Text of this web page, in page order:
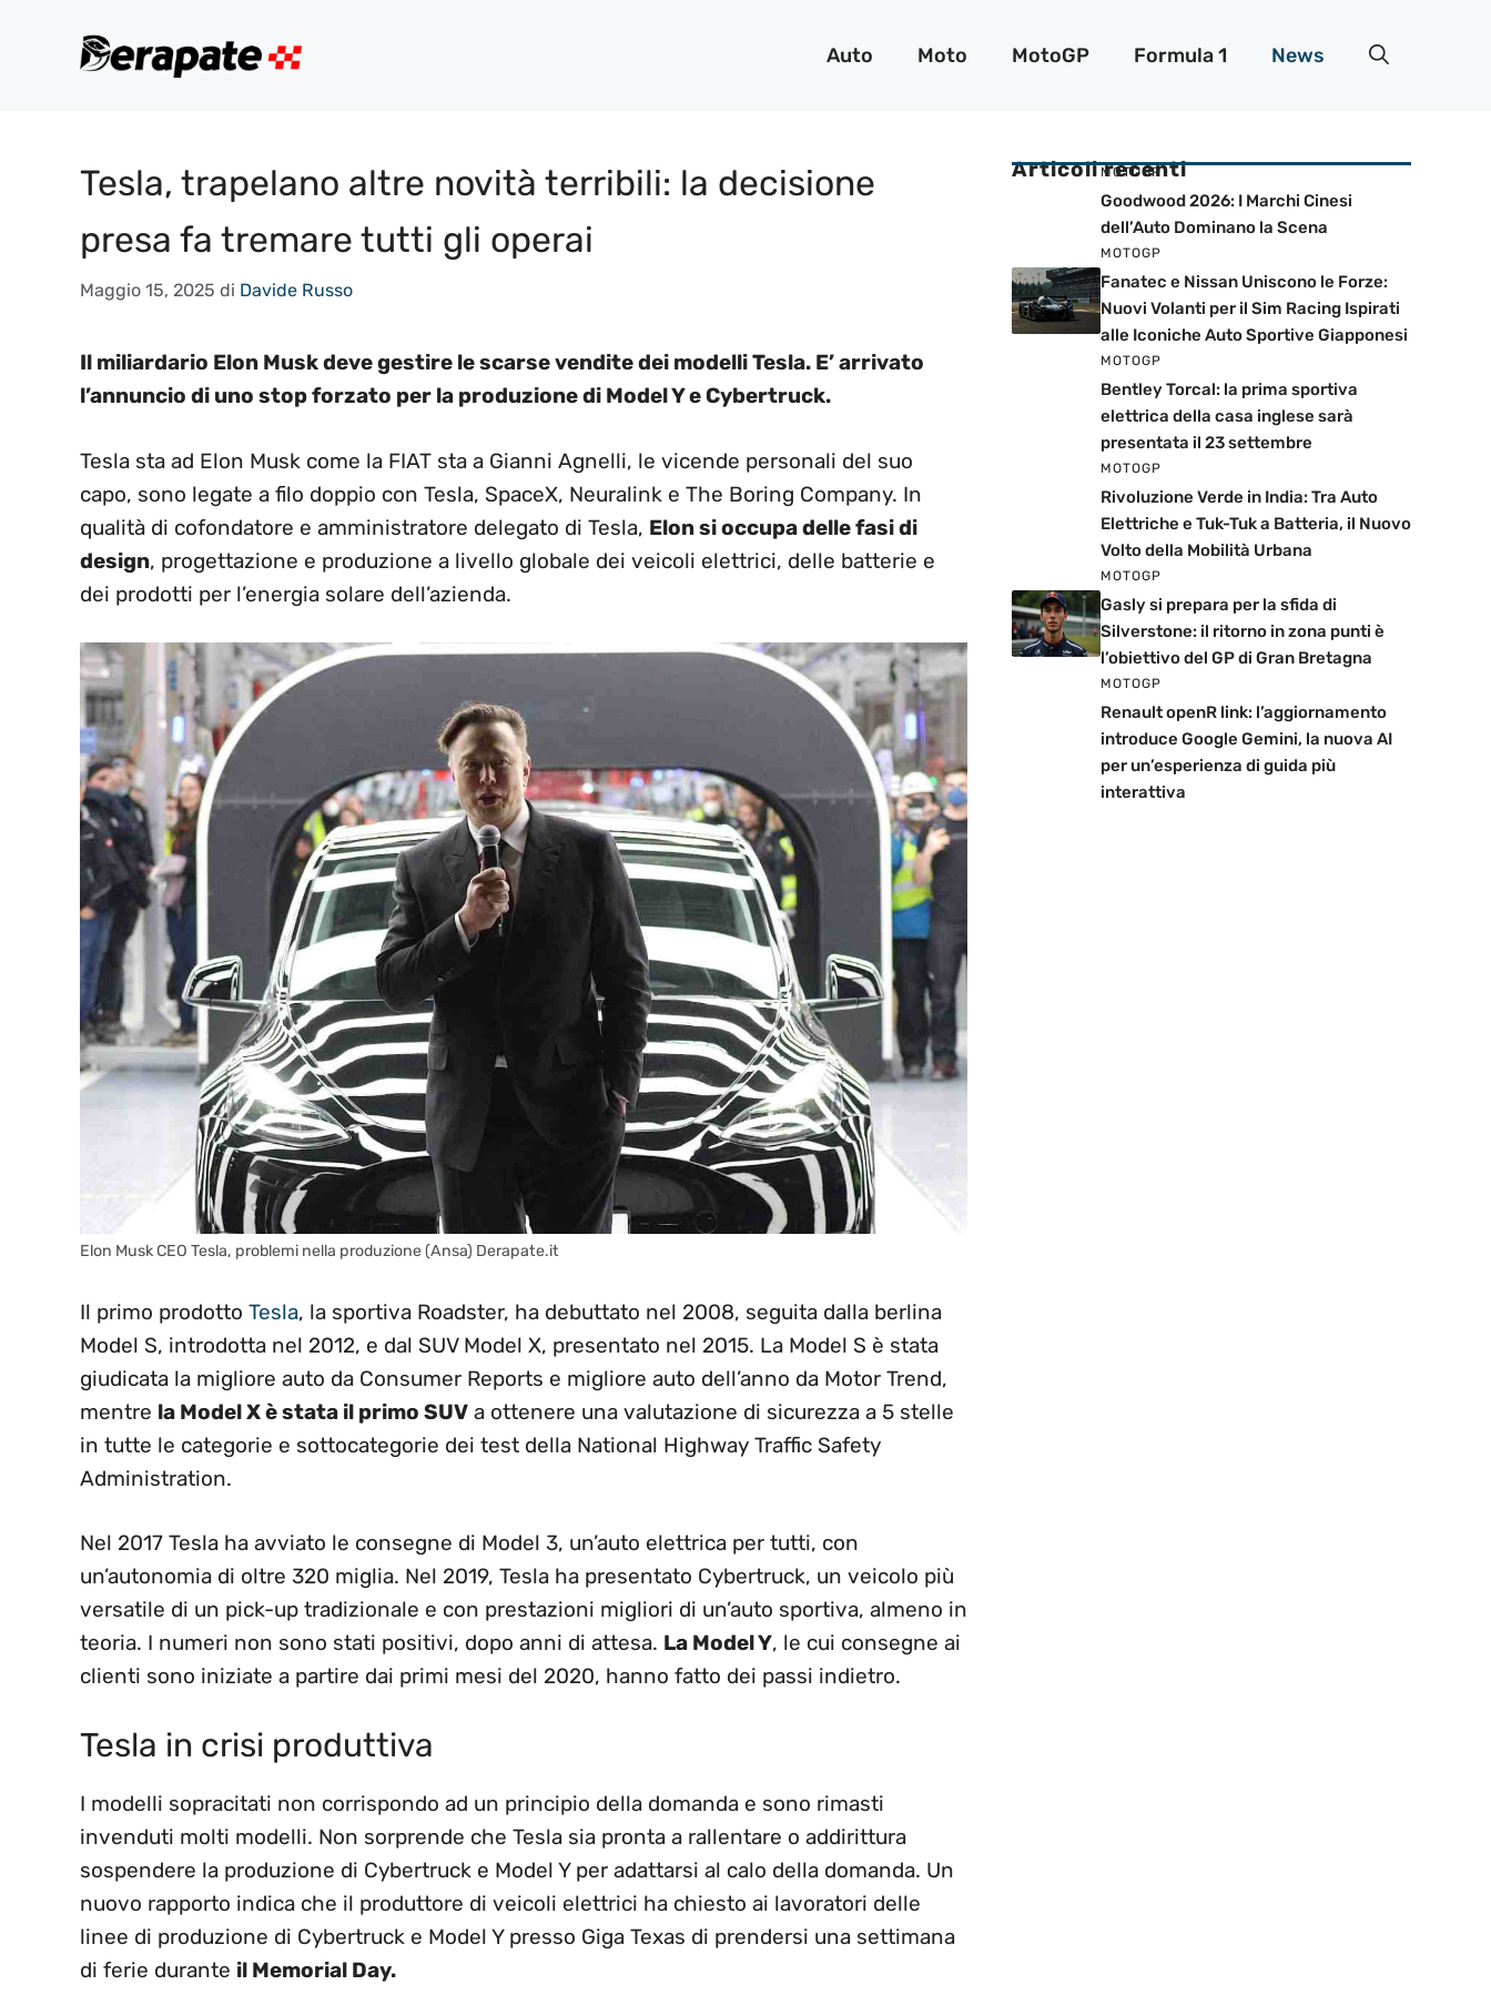
Auto Moto MotoGP Formula 1 News
Tesla, trapelano altre novità terribili: la decisione
presa fa tremare tutti gli operai
Maggio 15, 2025 di Davide Russo
Il miliardario Elon Musk deve gestire le scarse vendite dei modelli Tesla. E’ arrivato
l’annuncio di uno stop forzato per la produzione di Model Y e Cybertruck.
Tesla sta ad Elon Musk come la FIAT sta a Gianni Agnelli, le vicende personali del suo
capo, sono legate a filo doppio con Tesla, SpaceX, Neuralink e The Boring Company. In
qualità di cofondatore e amministratore delegato di Tesla, Elon si occupa delle fasi di
design, progettazione e produzione a livello globale dei veicoli elettrici, delle batterie e
dei prodotti per l’energia solare dell’azienda.
Elon Musk CEO Tesla, problemi nella produzione (Ansa) Derapate.it
Il primo prodotto Tesla, la sportiva Roadster, ha debuttato nel 2008, seguita dalla berlina
Model S, introdotta nel 2012, e dal SUV Model X, presentato nel 2015. La Model S è stata
giudicata la migliore auto da Consumer Reports e migliore auto dell’anno da Motor Trend,
mentre la Model X è stata il primo SUV a ottenere una valutazione di sicurezza a 5 stelle
in tutte le categorie e sottocategorie dei test della National Highway Traffic Safety
Administration.
Nel 2017 Tesla ha avviato le consegne di Model 3, un’auto elettrica per tutti, con
un’autonomia di oltre 320 miglia. Nel 2019, Tesla ha presentato Cybertruck, un veicolo più
versatile di un pick-up tradizionale e con prestazioni migliori di un’auto sportiva, almeno in
teoria. I numeri non sono stati positivi, dopo anni di attesa. La Model Y, le cui consegne ai
clienti sono iniziate a partire dai primi mesi del 2020, hanno fatto dei passi indietro.
Tesla in crisi produttiva
I modelli sopracitati non corrispondo ad un principio della domanda e sono rimasti
invenduti molti modelli. Non sorprende che Tesla sia pronta a rallentare o addirittura
sospendere la produzione di Cybertruck e Model Y per adattarsi al calo della domanda. Un
nuovo rapporto indica che il produttore di veicoli elettrici ha chiesto ai lavoratori delle
linee di produzione di Cybertruck e Model Y presso Giga Texas di prendersi una settimana
di ferie durante il Memorial Day.
Articoli recenti
MOTOGP
Goodwood 2026: I Marchi Cinesi
dell’Auto Dominano la Scena
MOTOGP
Fanatec e Nissan Uniscono le Forze:
Nuovi Volanti per il Sim Racing Ispirati
alle Iconiche Auto Sportive Giapponesi
MOTOGP
Bentley Torcal: la prima sportiva
elettrica della casa inglese sarà
presentata il 23 settembre
MOTOGP
Rivoluzione Verde in India: Tra Auto
Elettriche e Tuk-Tuk a Batteria, il Nuovo
Volto della Mobilità Urbana
MOTOGP
Gasly si prepara per la sfida di
Silverstone: il ritorno in zona punti è
l’obiettivo del GP di Gran Bretagna
MOTOGP
Renault openR link: l’aggiornamento
introduce Google Gemini, la nuova AI
per un’esperienza di guida più
interattiva